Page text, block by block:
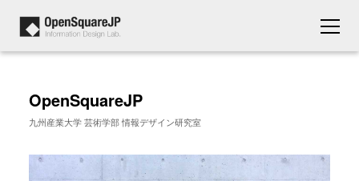
OpenSquareJP
九州産業大学 芸術学部 情報デザイン研究室